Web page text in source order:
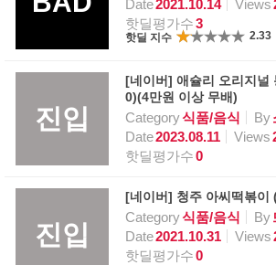
Date2021.10.14 Views
핫딜평가수3
핫딜 지수 2.33
진입
[네이버] 애슐리 오리지널
0)(4만원 이상 무배)
Category식품/음식 By
Date2023.08.11 Views
핫딜평가수0
진입
[네이버] 청주 아씨떡볶이
Category식품/음식 By
Date2021.10.31 Views
핫딜평가수0